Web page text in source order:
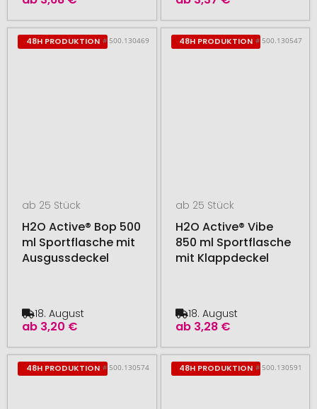
48H PRODUKTION # 500.130469
ab 25 Stück
H2O Active® Bop 500
ml Sportflasche mit
Ausgussdeckel
ab 3,20 €
18. August
48H PRODUKTION # 500.130547
ab 25 Stück
H2O Active® Vibe
850 ml Sportflasche
mit Klappdeckel
ab 3,28 €
18. August
48H PRODUKTION # 500.130574 48H PRODUKTION # 500.130591